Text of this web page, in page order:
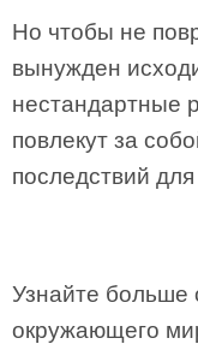
Но чтобы не
вынужден
нестандартные
повлекут за
последствий для
Узнайте больше
окружающего